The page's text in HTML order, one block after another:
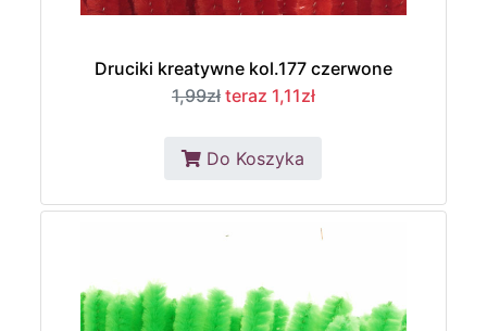
Druciki kreatywne kol.177 czerwone
1,99zł teraz 1,11zł
Do Koszyka